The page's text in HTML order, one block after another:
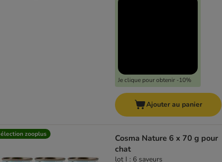
Je clique pour obtenir -10%
Ajouter au panier
zooplus
Cosma Nature 6 x 70 g pour
chat
lot I : 6 saveurs